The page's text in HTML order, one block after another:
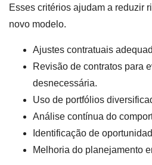
Esses critérios ajudam a reduzir
novo modelo.
Ajustes contratuais
Revisão de contratos para
desnecessária.
Uso de portfólios
Análise contínua do
Identificação de
Melhoria do planejamento